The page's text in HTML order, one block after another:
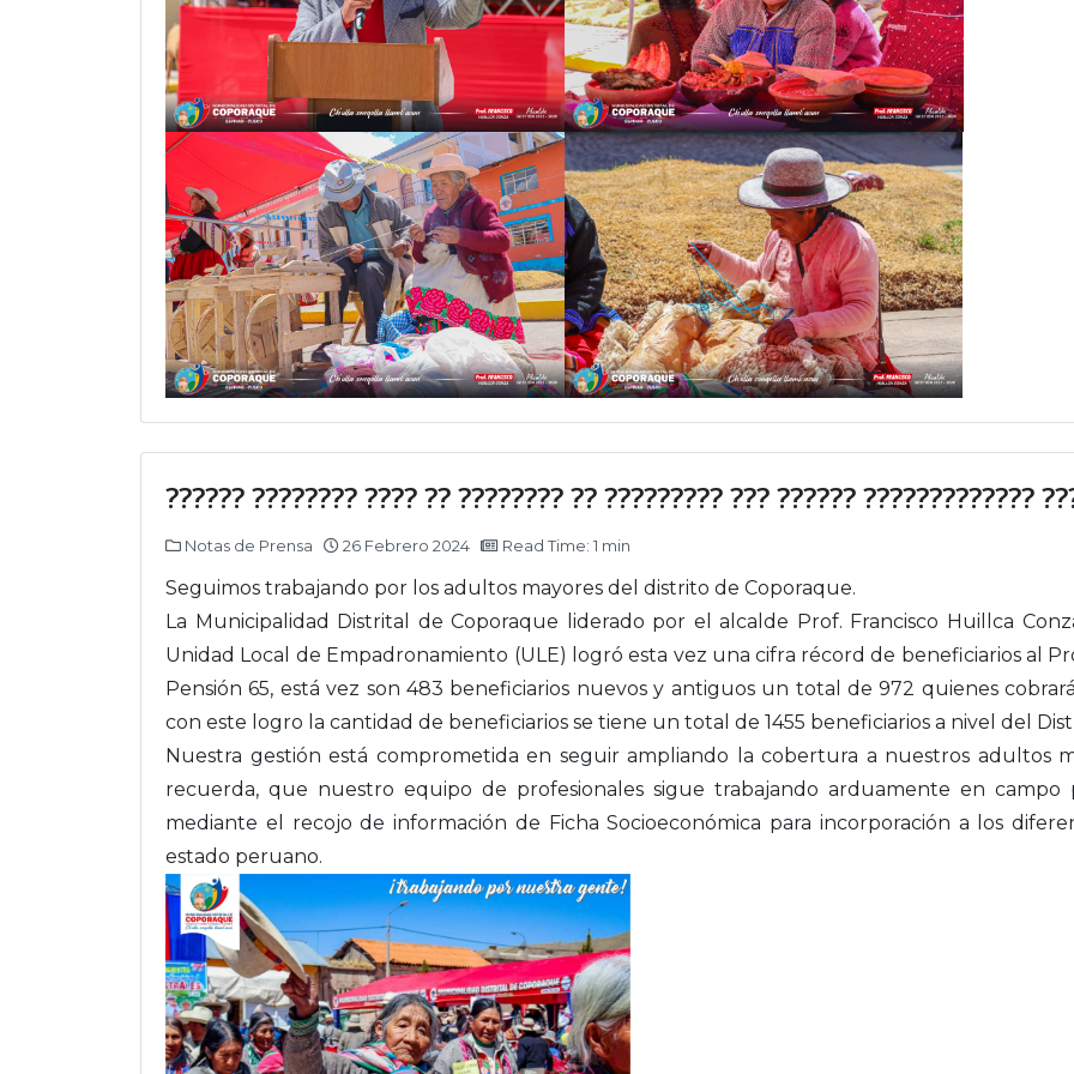
?????? ???????? ???? ?? ???????? ?? ????????? ??? ?????? ?????????????
Notas de Prensa 26 Febrero 2024 Read Time: 1 min
Seguimos trabajando por los adultos mayores del distrito de Coporaque.
La Municipalidad Distrital de Coporaque liderado por el alcalde Prof. Francisco Huillca
Unidad Local de Empadronamiento (ULE) logró esta vez una cifra récord de beneficiarios al
Pensión 65, está vez son 483 beneficiarios nuevos y antiguos un total de 972 quienes
con este logro la cantidad de beneficiarios se tiene un total de 1455 beneficiarios a nivel del
Nuestra gestión está comprometida en seguir ampliando la cobertura a nuestros adultos
recuerda, que nuestro equipo de profesionales sigue trabajando arduamente en campo
mediante el recojo de información de Ficha Socioeconómica para incorporación a los
estado peruano.